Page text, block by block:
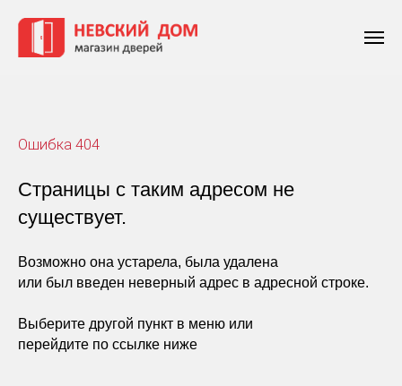
Ошибка 404
Страницы с таким адресом не
существует.
Возможно она устарела, была удалена
или был введен неверный адрес в адресной строке.
Выберите другой пункт в меню или
перейдите по ссылке ниже